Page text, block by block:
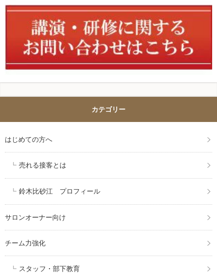
カテゴリー
はじめての方へ
売れる接客とは
鈴木比砂江 プロフィール
サロンオーナー向け
チーム力強化
スタッフ・部下教育